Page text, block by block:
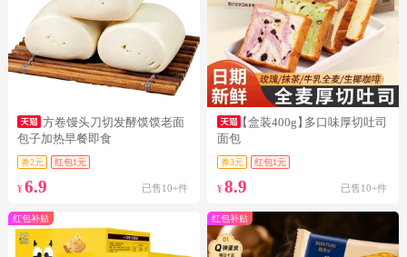
方卷馒头刀切发酵馍馍老面
包子加热早餐即食
券2元 红包1元
¥ 6.9 已售10+件
【盒装400g】多口味厚切吐司
面包
券3元 红包1元
¥8.9 已售10+件
红包补贴 红包补贴